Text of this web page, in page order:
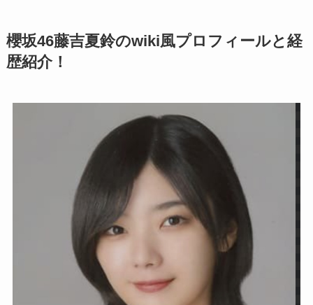
櫻坂46藤吉夏鈴のwiki風プロフィールと経
歴紹介！